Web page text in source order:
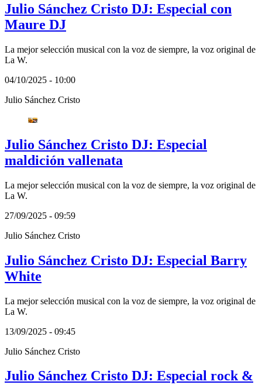
Julio Sánchez Cristo DJ: Especial con
Maure DJ
La mejor selección musical con la voz de siempre, la voz original de
La W.
04/10/2025 - 10:00
Julio Sánchez Cristo
Julio Sánchez Cristo DJ: Especial
maldición vallenata
La mejor selección musical con la voz de siempre, la voz original de
La W.
27/09/2025 - 09:59
Julio Sánchez Cristo
Julio Sánchez Cristo DJ: Especial Barry
White
La mejor selección musical con la voz de siempre, la voz original de
La W.
13/09/2025 - 09:45
Julio Sánchez Cristo
Julio Sánchez Cristo DJ: Especial rock &